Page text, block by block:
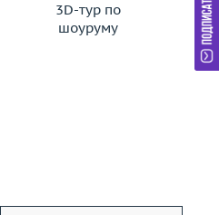
3D-тур по
шоуруму